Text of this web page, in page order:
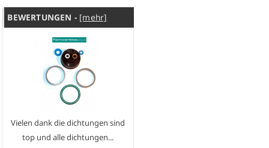
BEWERTUNGEN - [mehr]
Vielen dank die dichtungen sind
top und alle dichtungen...